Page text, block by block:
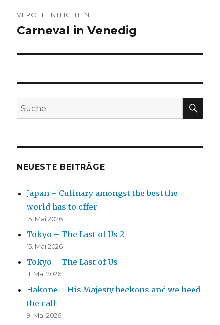
VERÖFFENTLICHT IN
Carneval in Venedig
Suche
nach:
NEUESTE BEITRÄGE
Japan – Culinary amongst the best the
world has to offer
15. Mai 2026
Tokyo – The Last of Us 2
15. Mai 2026
Tokyo – The Last of Us
11. Mai 2026
Hakone – His Majesty beckons and we heed
the call
9. Mai 2026